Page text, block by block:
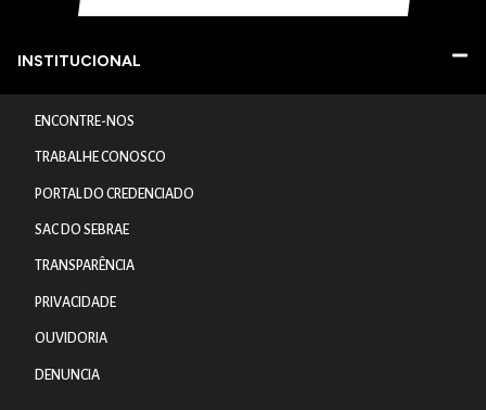
INSTITUCIONAL
ENCONTRE-NOS
TRABALHE CONOSCO
PORTAL DO CREDENCIADO
SAC DO SEBRAE
TRANSPARÊNCIA
PRIVACIDADE
OUVIDORIA
DENUNCIA